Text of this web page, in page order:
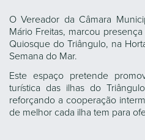
O Vereador da Câmara
Mário Freitas, marcou
Quiosque do Triângulo, na
Semana do Mar.
Este espaço pretende
turística das ilhas do
reforçando a cooperação
de melhor cada ilha tem para